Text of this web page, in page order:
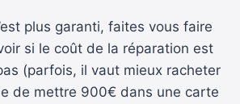
plus garanti, faites vous faire
si le coût de la réparation est
(parfois, il vaut mieux racheter
de mettre 900€ dans une carte